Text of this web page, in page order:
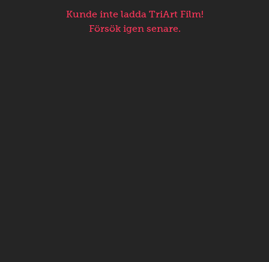
Kunde inte ladda TriArt Film!
Försök igen senare.